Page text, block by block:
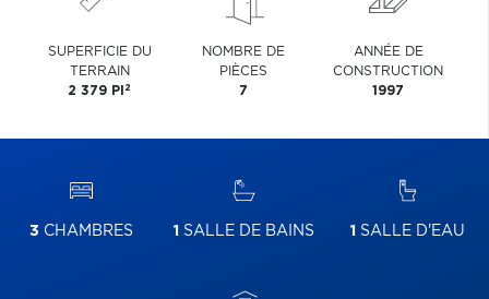
SUPERFICIE DU
TERRAIN
2 379 PI 2
NOMBRE DE
PIÈCES
7
ANNÉE DE
CONSTRUCTION
1997
3 CHAMBRES 1 SALLE DE BAINS 1 SALLE D'EAU